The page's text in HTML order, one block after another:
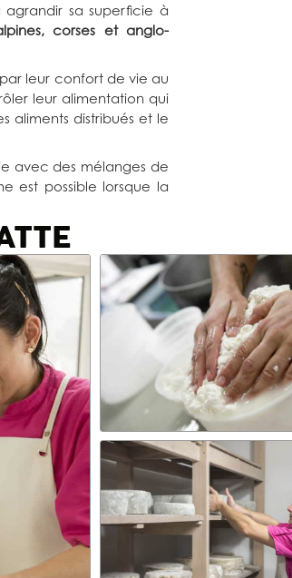
sa superficie à
corses et anglo-
leur confort de vie au
leur alimentation qui
aliments distribués et le
avec des mélanges de
est possible lorsque la